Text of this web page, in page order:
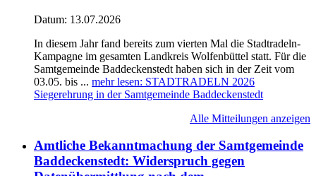
Datum: 13.07.2026
In diesem Jahr fand bereits zum vierten Mal die Stadtradeln-
Kampagne im gesamten Landkreis Wolfenbüttel statt. Für die
Samtgemeinde Baddeckenstedt haben sich in der Zeit vom
03.05. bis ... mehr lesen: STADTRADELN 2026
Siegerehrung in der Samtgemeinde Baddeckenstedt
Alle Mitteilungen anzeigen
Amtliche Bekanntmachung der Samtgemeinde
Baddeckenstedt: Widerspruch gegen